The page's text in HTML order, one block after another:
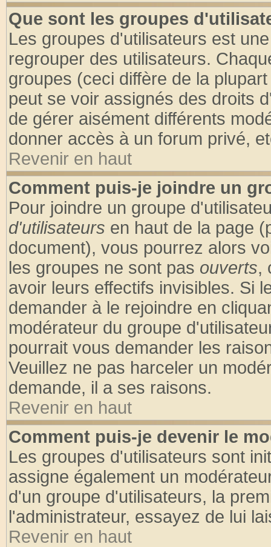
Que sont les groupes
Les groupes d'utilisateurs est
regrouper des utilisateurs.
groupes (ceci diffère de la
peut se voir assignés des droits
de gérer aisément différents
donner accès à un forum privé,
Revenir en haut
Comment puis-je joindre un
Pour joindre un groupe
d'utilisateurs en haut de la page
document), vous pourrez alors
les groupes ne sont pas ouverts,
avoir leurs effectifs invisibles. Si
demander à le rejoindre en
modérateur du groupe
pourrait vous demander les
Veuillez ne pas harceler un
demande, il a ses raisons.
Revenir en haut
Comment puis-je devenir le
Les groupes d'utilisateurs sont
assigne également un
d'un groupe d'utilisateurs, la
l'administrateur, essayez de lui
Revenir en haut